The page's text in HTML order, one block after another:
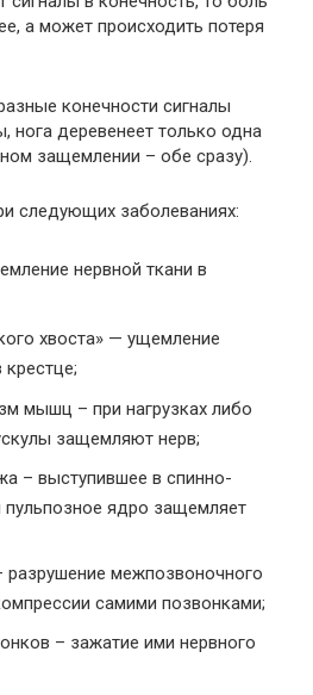
а может происходить потеря
конечности сигналы
нога деревенеет только одна
защемлении – обе сразу).
следующих заболеваниях:
нервной ткани в
хвоста» — ущемление
крестце;
мышц – при нагрузках либо
защемляют нерв;
– выступившее в спинно-
пульпозное ядро защемляет
разрушение межпозвоночного
самими позвонками;
– зажатие ими нервного